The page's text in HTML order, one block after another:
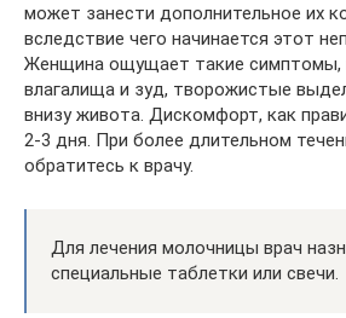
может занести дополнительное их
вследствие чего начинается этот
Женщина ощущает такие симптомы,
влагалища и зуд, творожистые
внизу живота. Дискомфорт, как
2-3 дня. При более длительном
обратитесь к врачу.
Для лечения молочницы врач
специальные таблетки или свечи.